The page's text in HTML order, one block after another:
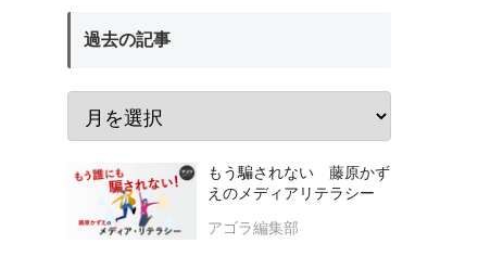
過去の記事
もう騙されない 藤原かず
えのメディアリテラシー
アゴラ編集部